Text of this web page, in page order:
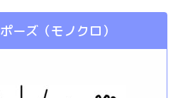
ーズ（モノクロ）